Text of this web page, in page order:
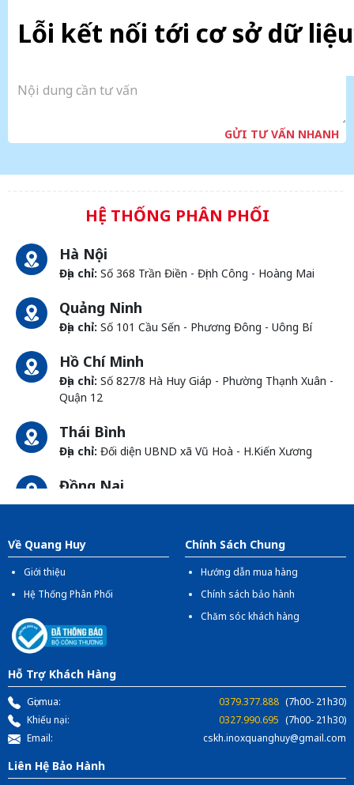
Lỗi kết nối tới cơ sở dữ liệu
GỬI TƯ VẤN NHANH
HỆ THỐNG PHÂN PHỐI
Hà Nội
Địa chỉ: Số 368 Trần Điền - Định Công - Hoàng Mai
Quảng Ninh
Địa chỉ: Số 101 Cầu Sến - Phương Đông - Uông Bí
Hồ Chí Minh
Địa chỉ: Số 827/8 Hà Huy Giáp - Phường Thạnh Xuân -
Quận 12
Thái Bình
Địa chỉ: Đối diện UBND xã Vũ Hoà - H.Kiến Xương
Đồng Nai
Địa chỉ:1066- QL 51 Tổ 3 - Ấp Đồng - Phước Tân -
Về Quang Huy
Giới thiệu
Hệ Thống Phân Phối
Chính Sách Chung
Hướng dẫn mua hàng
Chính sách bảo hành
Chăm sóc khách hàng
Hỗ Trợ Khách Hàng
Gọi mua: 0379.377.888 (7h00- 21h30)
Khiếu nại:
0327.990.695 (7h00- 21h30)
Email:
cskh.inoxquanghuy@gmail.com
Liên Hệ Bảo Hành